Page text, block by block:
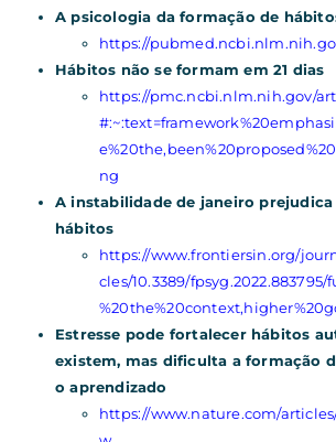
A psicologia da formação de
https://
Hábitos não se formam em 21 dias
https://pmc.ncbi.nlm.nih.gov/
ng
A instabilidade de janeiro
hábitos
https://www.frontiersin.org/
cles/10.3389/
Estresse pode fortalecer hábitos
existem, mas dificulta a formação
o aprendizado
https://www.nature.com/